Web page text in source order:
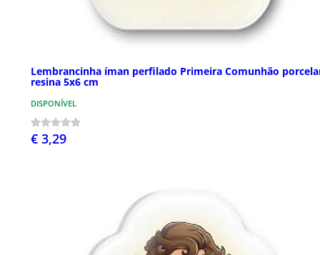
Lembrancinha íman perfilado Primeira Comunhão
resina 5x6 cm
DISPONÍVEL
€ 3,29